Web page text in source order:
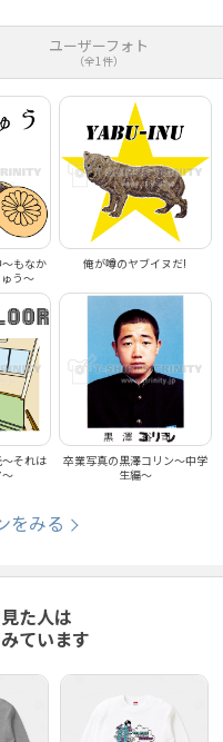
ユーザーフォト
（全1件）
もなか
う～
俺が噂のヤブイヌだ!
それは
卒業写真の黒澤コリン～中学
生編～
をみる
た人は
ています